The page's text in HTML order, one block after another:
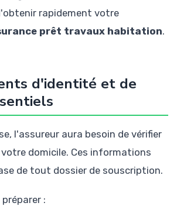
rapidement votre
prêt travaux habitation.
d'identité et de
l'assureur aura besoin de vérifier
domicile. Ces informations
de tout dossier de souscription.
: